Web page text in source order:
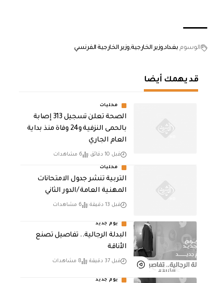
الوسوم بغداد وزير الخارجية وزير الخارجية الفرنسي
قد يهمك أيضا
محليات
الصحة تعلن تسجيل 313 إصابة
بالحمى النزفية و24 وفاة منذ بداية
العام الجاري
قبل 10 دقائق 6 مشاهدات
محليات
التربية تنشر جدول الامتحانات
المهنية العامة /الدور الثاني
قبل 13 دقيقة 6 مشاهدات
يوم جديد
البدلة الرجالية.. تفاصيل تصنع
الأناقة
قبل 37 دقيقة 8 مشاهدات
يوم جديد